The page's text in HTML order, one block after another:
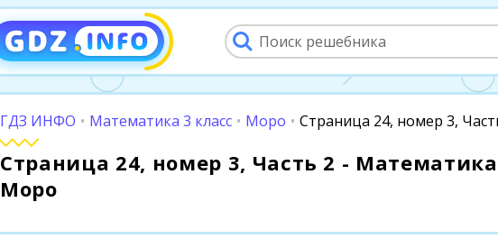
ГДЗ ИНФО • Математика 3 класс • Моро • Страница 24, номер 3,
Страница 24, номер 3, Часть 2 - Математика
Моро